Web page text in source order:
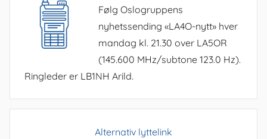
Følg Oslogruppens
nyhetssending «LA4O-nytt» hver
mandag kl. 21.30 over LA5OR
(145.600 MHz/subtone 123.0 Hz).
Ringleder er LB1NH Arild.
Alternativ lyttelink